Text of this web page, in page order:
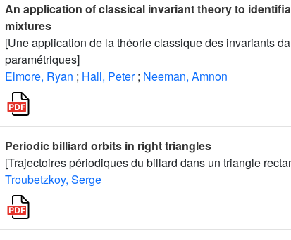
An application of classical invariant theory to
mixtures
[Une application de la théorie classique des invariants
paramétriques]
Elmore, Ryan ; Hall, Peter ; Neeman, Amnon
Periodic billiard orbits in right triangles
[Trajectoires périodiques du billard dans un triangle
Troubetzkoy, Serge